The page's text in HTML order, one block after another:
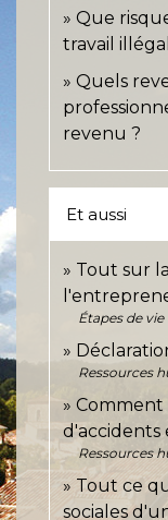
Que
travail
Quels
revenu ?
Et aussi
Tout sur
Étapes de vie
Ressources
Comment
d'accidents
Ressources
Tout ce
sociales